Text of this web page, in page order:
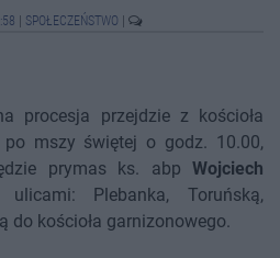
SPOŁECZEŃSTWO
procesja przejdzie z kościoła
mszy świętej o godz. 10.00,
prymas ks. abp Wojciech
Plebanka, Toruńską,
do kościoła garnizonowego.